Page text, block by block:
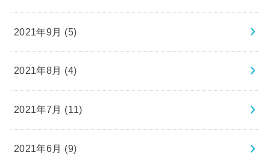
2021年9月 (5)
2021年8月 (4)
2021年7月 (11)
2021年6月 (9)